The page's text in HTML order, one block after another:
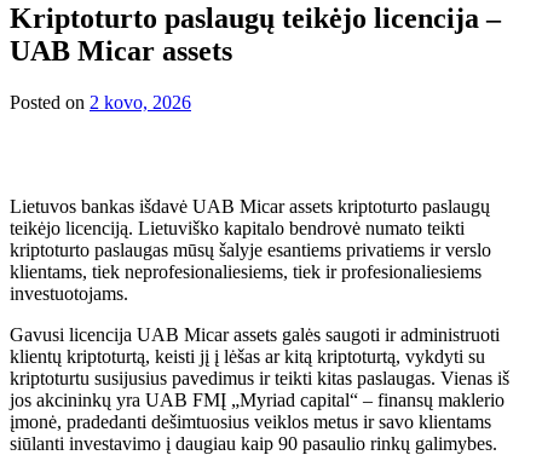
Kriptoturto paslaugų teikėjo licencija –
UAB Micar assets
Posted on 2 kovo, 2026
Lietuvos bankas išdavė UAB Micar assets kriptoturto paslaugų
teikėjo licenciją. Lietuviško kapitalo bendrovė numato teikti
kriptoturto paslaugas mūsų šalyje esantiems privatiems ir verslo
klientams, tiek neprofesionaliesiems, tiek ir profesionaliesiems
investuotojams.
Gavusi licencija UAB Micar assets galės saugoti ir administruoti
klientų kriptoturtą, keisti jį į lėšas ar kitą kriptoturtą, vykdyti su
kriptoturtu susijusius pavedimus ir teikti kitas paslaugas. Vienas iš
jos akcininkų yra UAB FMĮ „Myriad capital“ – finansų maklerio
įmonė, pradedanti dešimtuosius veiklos metus ir savo klientams
siūlanti investavimo į daugiau kaip 90 pasaulio rinkų galimybes.